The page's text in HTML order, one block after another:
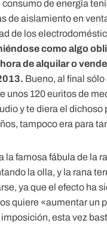
consumo de energía
de aislamiento en
de los
como algo
de alquilar o
Bueno, al final sólo
unos 120 euritos de
y te diera el dichoso
tampoco era para
la famosa fábula de la
la olla, y la rana
ya que el efecto ha
quiere «aumentar un
esta vez